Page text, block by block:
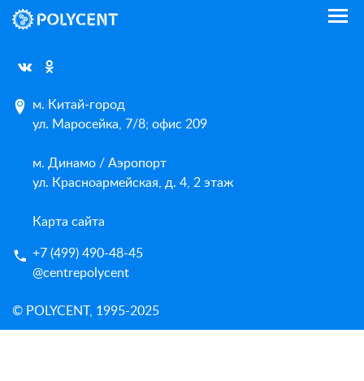
м. Китай-город
ул. Маросейка, 7/8; офис 209
м. Динамо / Аэропорт
ул. Красноармейская, д. 4, 2 этаж
Карта сайта
+7 (499) 490-48-45
@centrepolycent
© POLYCENT, 1995-2025